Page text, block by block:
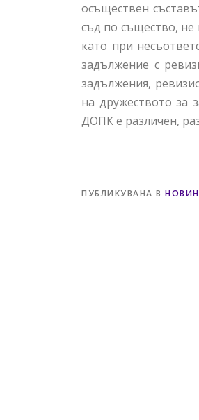
осъществен
съд по същество,
като при
задължение с
задължения,
на дружеството за
ДОПК е различен,
ПУБЛИКУВАНА В